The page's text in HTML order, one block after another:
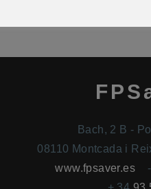
Bach, 2 B -
08110 Montcada i
www.fpsaver.es